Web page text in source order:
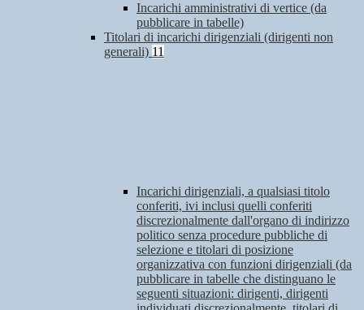
Incarichi amministrativi di vertice (da
pubblicare in tabelle)
Titolari di incarichi dirigenziali (dirigenti non
generali) 11
Incarichi dirigenziali, a qualsiasi titolo
conferiti, ivi inclusi quelli conferiti
discrezionalmente dall'organo di indirizzo
politico senza procedure pubbliche di
selezione e titolari di posizione
organizzativa con funzioni dirigenziali (da
pubblicare in tabelle che distinguano le
seguenti situazioni: dirigenti, dirigenti